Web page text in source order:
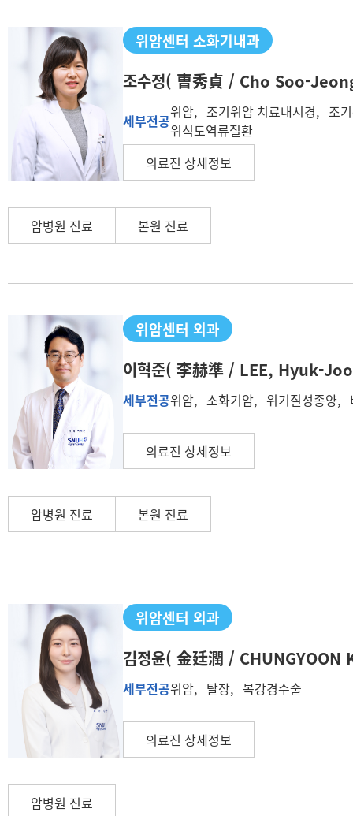
위암센터 소화기내과
조수정( 曺秀貞 / Cho Soo-
세부전공위암, 조기위암 치료내시경, 조
위식도역류질환
의료진 상세정보
암병원 진료 본원 진료
위암센터 외과
이혁준( 李赫準 / LEE, Hyuk-
세부전공위암, 소화기암, 위기질성종양,
의료진 상세정보
암병원 진료 본원 진료
위암센터 외과
김정윤( 金廷潤 / CHUNGYOON
세부전공위암, 탈장, 복강경수술
의료진 상세정보
암병원 진료